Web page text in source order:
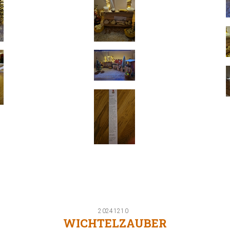
20241210
WICHTELZAUBER